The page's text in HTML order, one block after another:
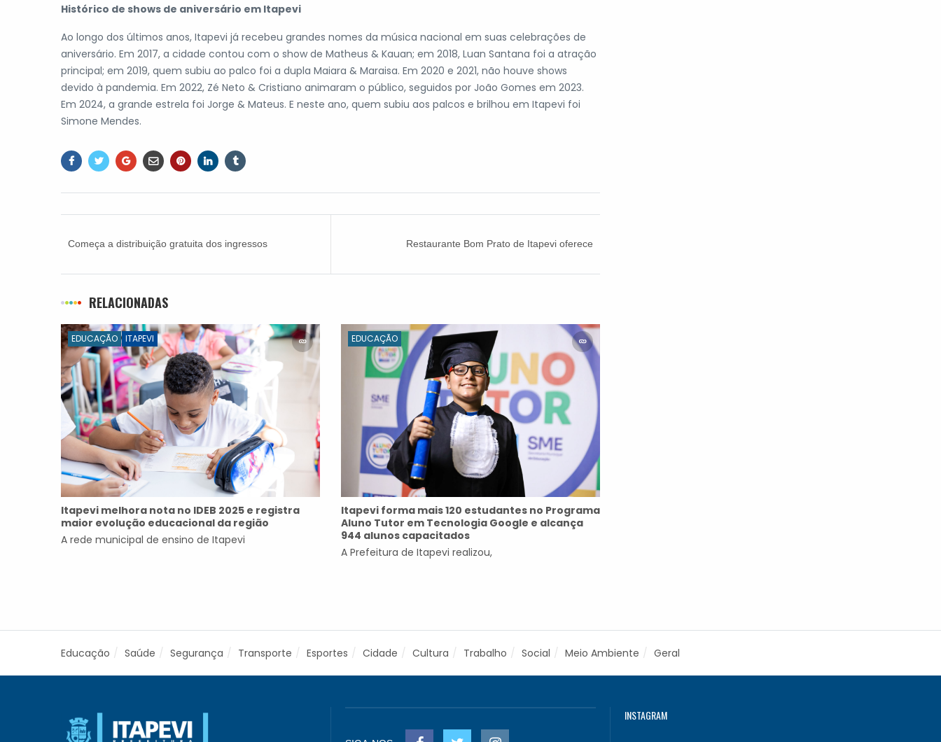
Histórico de shows de aniversário em Itapevi
Ao longo dos últimos anos, Itapevi já recebeu grandes nomes da música nacional em suas celebrações de
aniversário. Em 2017, a cidade contou com o show de Matheus & Kauan; em 2018, Luan Santana foi a atração
principal; em 2019, quem subiu ao palco foi a dupla Maiara & Maraisa. Em 2020 e 2021, não houve shows
devido à pandemia. Em 2022, Zé Neto & Cristiano animaram o público, seguidos por João Gomes em 2023.
Em 2024, a grande estrela foi Jorge & Mateus. E neste ano, quem subiu aos palcos e brilhou em Itapevi foi
Simone Mendes.
Começa a distribuição gratuita dos ingressos
Restaurante Bom Prato de Itapevi oferece
RELACIONADAS
EDUCAÇÃO ITAPEVI
Itapevi melhora nota no IDEB 2025 e registra
maior evolução educacional da região
A rede municipal de ensino de Itapevi
EDUCAÇÃO
Itapevi forma mais 120 estudantes no Programa
Aluno Tutor em Tecnologia Google e alcança
944 alunos capacitados
A Prefeitura de Itapevi realizou,
Educação Saúde Segurança Transporte Esportes Cidade Cultura Trabalho Social Meio Ambiente Geral
INSTAGRAM